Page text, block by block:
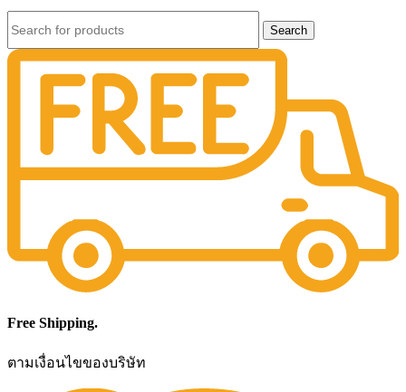
Search
Free Shipping.
ตามเงื่อนไขของบริษัท